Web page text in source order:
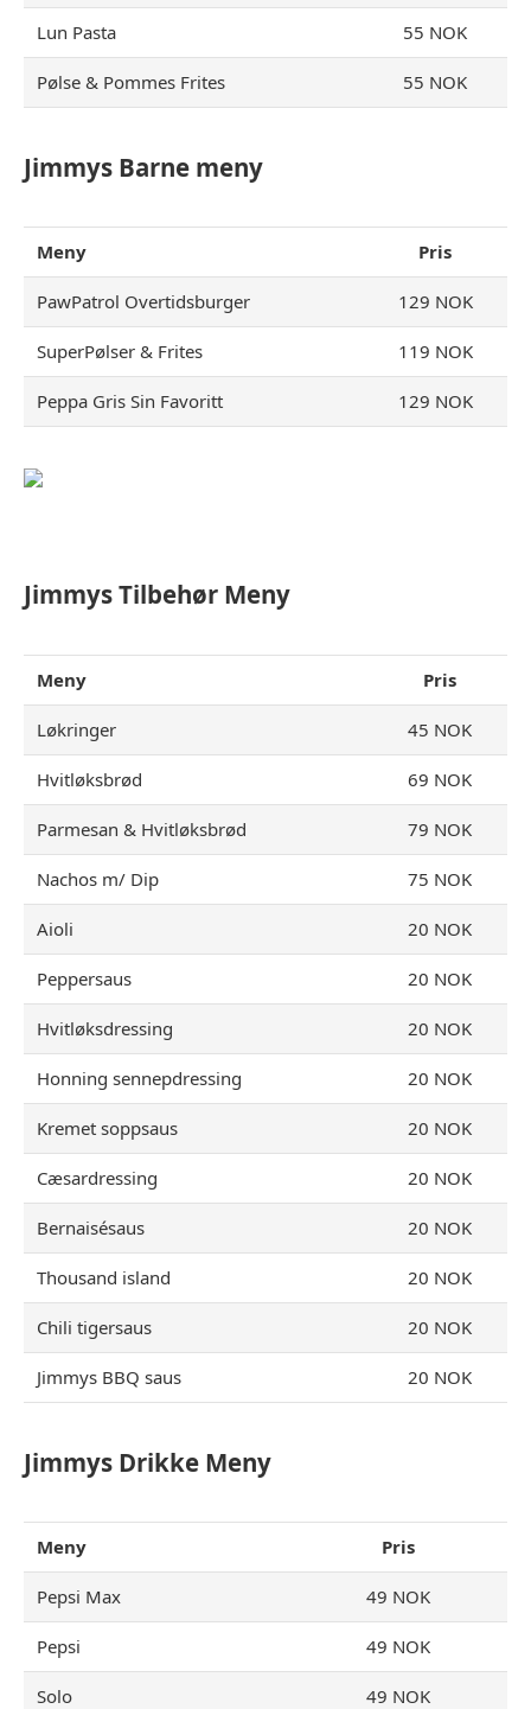
Lun Pasta 55 NOK
Pølse & Pommes Frites 55 NOK
Jimmys Barne meny
Meny Pris
PawPatrol Overtidsburger 129 NOK
SuperPølser & Frites 119 NOK
Peppa Gris Sin Favoritt 129 NOK
Jimmys Tilbehør Meny
Meny Pris
Løkringer 45 NOK
Hvitløksbrød 69 NOK
Parmesan & Hvitløksbrød 79 NOK
Nachos m/ Dip 75 NOK
Aioli 20 NOK
Peppersaus 20 NOK
Hvitløksdressing 20 NOK
Honning sennepdressing 20 NOK
Kremet soppsaus 20 NOK
Cæsardressing 20 NOK
Bernaisésaus 20 NOK
Thousand island 20 NOK
Chili tigersaus 20 NOK
Jimmys BBQ saus 20 NOK
Jimmys Drikke Meny
Meny Pris
Pepsi Max 49 NOK
Pepsi 49 NOK
Solo 49 NOK